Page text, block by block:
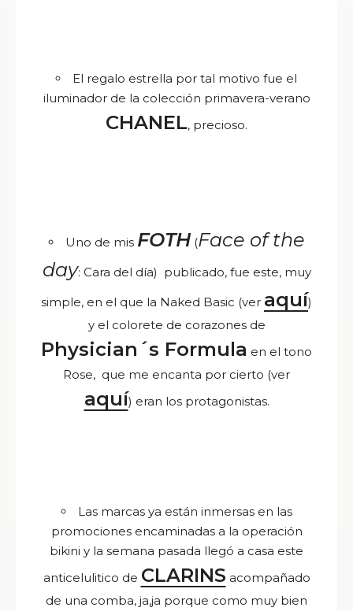
El regalo estrella por tal motivo fue el
iluminador de la colección primavera-verano
CHANEL, precioso.
Uno de mis FOTH(Face of the
day: Cara del día) publicado, fue este, muy
simple, en el que la Naked Basic (ver aquí)
y el colorete de corazones de
Physician´s Formula en el tono
Rose, que me encanta por cierto (ver
aquí) eran los protagonistas.
Las marcas ya están inmersas en las
promociones encaminadas a la operación
bikini y la semana pasada llegó a casa este
anticelulitico de CLARINS acompañado
de una comba, ja,ja porque como muy bien